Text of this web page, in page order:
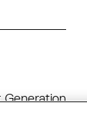
Generation